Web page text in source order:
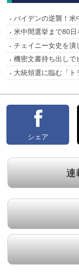
バイデンの逆襲！米
米中間選挙まで80
チェイニー女史を潰
機密文書持ち出しで
大統領選に臨む「ト
シェア
連